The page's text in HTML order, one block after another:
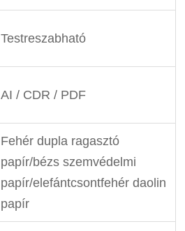
Testreszabható
AI / CDR / PDF
Fehér dupla ragasztó
papír/bézs szemvédelmi
papír/elefántcsontfehér daolin
papír